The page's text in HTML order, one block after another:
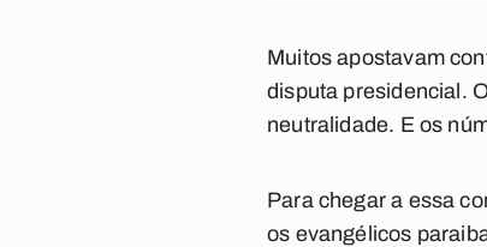
Muitos apostavam
disputa presidencial.
neutralidade. E os
Para chegar a essa
os evangélicos